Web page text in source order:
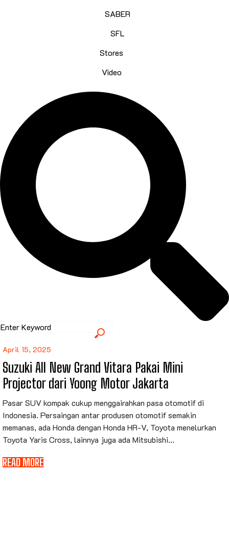
SABER
SFL
Stores
Video
April 15, 2025
Suzuki All New Grand Vitara Pakai Mini
Projector dari Yoong Motor Jakarta
Pasar SUV kompak cukup menggairahkan pasa otomotif di
Indonesia. Persaingan antar produsen otomotif semakin
memanas, ada Honda dengan Honda HR-V, Toyota menelurkan
Toyota Yaris Cross, lainnya juga ada Mitsubishi...
READ MORE